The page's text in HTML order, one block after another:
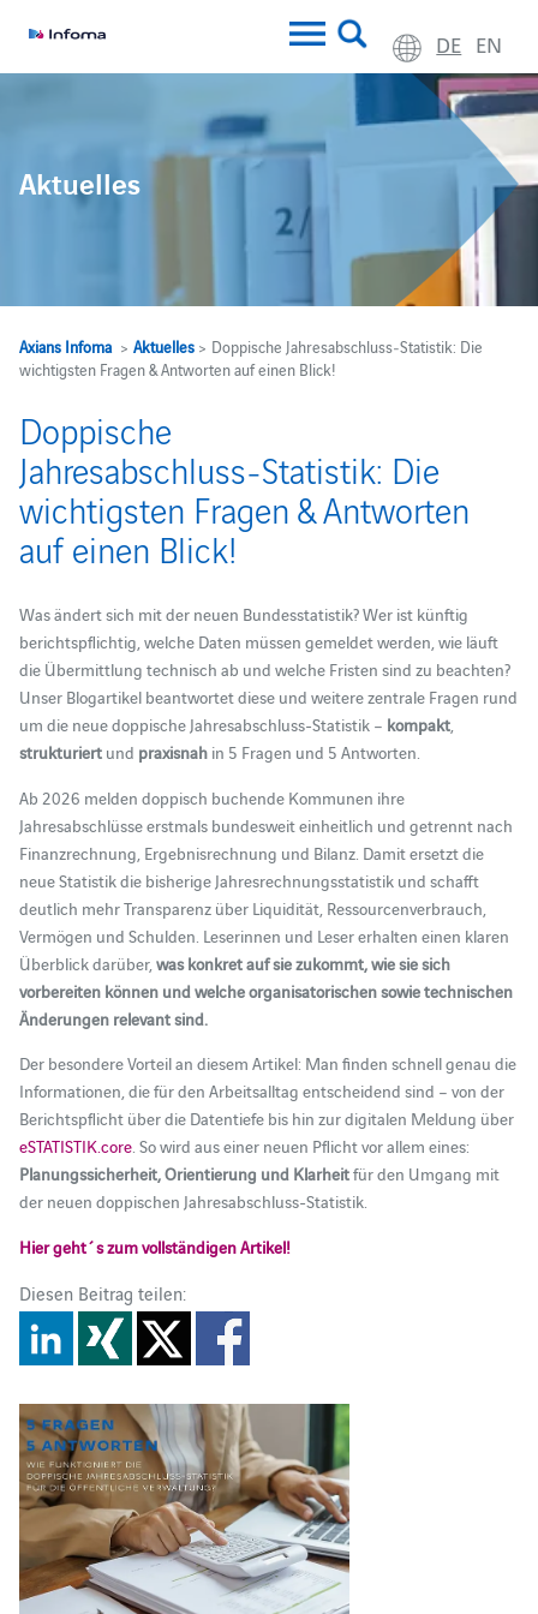
DE EN
Aktuelles
Axians Infoma> Aktuelles> Doppische Jahresabschluss‑Statistik: Die
wichtigsten Fragen & Antworten auf einen Blick!
Doppische
Jahresabschluss‑Statistik: Die
wichtigsten Fragen & Antworten
auf einen Blick!
Was ändert sich mit der neuen Bundesstatistik? Wer ist künftig
berichtspflichtig, welche Daten müssen gemeldet werden, wie läuft
die Übermittlung technisch ab und welche Fristen sind zu beachten?
Unser Blogartikel beantwortet diese und weitere zentrale Fragen rund
um die neue doppische Jahresabschluss‑Statistik – kompakt,
strukturiertund praxisnahin 5 Fragen und 5 Antworten.
Ab 2026 melden doppisch buchende Kommunen ihre
Jahresabschlüsse erstmals bundesweit einheitlich und getrennt nach
Finanzrechnung, Ergebnisrechnung und Bilanz. Damit ersetzt die
neue Statistik die bisherige Jahresrechnungsstatistik und schafft
deutlich mehr Transparenz über Liquidität, Ressourcenverbrauch,
Vermögen und Schulden. Leserinnen und Leser erhalten einen klaren
Überblick darüber, was konkret auf sie zukommt, wie sie sich
vorbereiten können und welche organisatorischen sowie technischen
Änderungen relevant sind.
Der besondere Vorteil an diesem Artikel: Man finden schnell genau die
Informationen, die für den Arbeitsalltag entscheidend sind – von der
Berichtspflicht über die Datentiefe bis hin zur digitalen Meldung über
eSTATISTIK.core. So wird aus einer neuen Pflicht vor allem eines:
Planungssicherheit, Orientierung und Klarheitfür den Umgang mit
der neuen doppischen Jahresabschluss‑Statistik.
Hier geht´s zum vollständigen Artikel!
Diesen Beitrag teilen: